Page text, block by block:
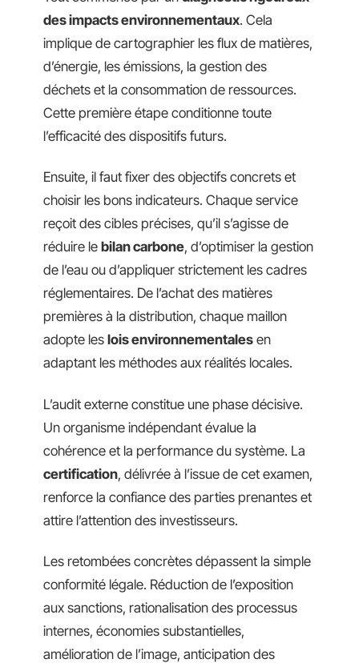
des impacts environnementaux. Cela
implique de cartographier les flux de matières,
d’énergie, les émissions, la gestion des
déchets et la consommation de ressources.
Cette première étape conditionne toute
l’efficacité des dispositifs futurs.
Ensuite, il faut fixer des objectifs concrets et
choisir les bons indicateurs. Chaque service
reçoit des cibles précises, qu’il s’agisse de
réduire le bilan carbone, d’optimiser la gestion
de l’eau ou d’appliquer strictement les cadres
réglementaires. De l’achat des matières
premières à la distribution, chaque maillon
adopte les lois environnementales en
adaptant les méthodes aux réalités locales.
L’audit externe constitue une phase décisive.
Un organisme indépendant évalue la
cohérence et la performance du système. La
certification, délivrée à l’issue de cet examen,
renforce la confiance des parties prenantes et
attire l’attention des investisseurs.
Les retombées concrètes dépassent la simple
conformité légale. Réduction de l’exposition
aux sanctions, rationalisation des processus
internes, économies substantielles,
amélioration de l’image, anticipation des